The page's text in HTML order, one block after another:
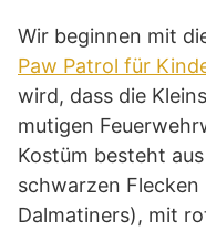
Wir beginnen mit
Paw Patrol für
wird, dass die
mutigen
Kostüm besteht
schwarzen
Dalmatiners), mit